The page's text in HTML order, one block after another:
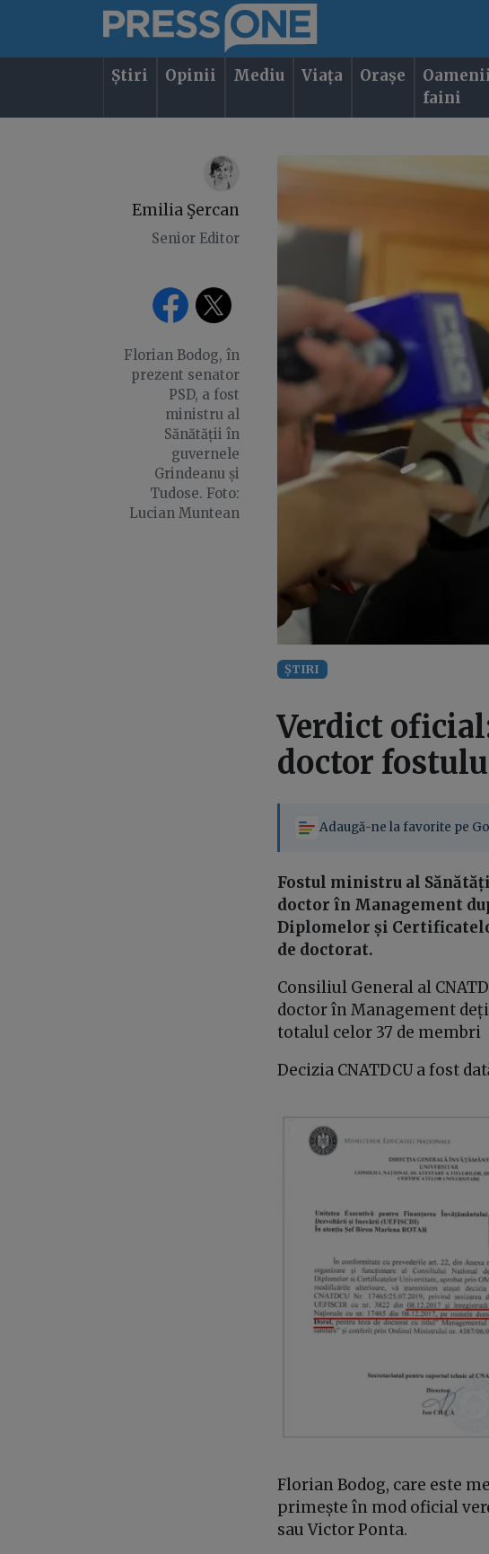
Știri Opinii Mediu Viața Orașe
faini
Emilia Şercan
Senior Editor
Florian Bodog, în
prezent senator
PSD, a fost
ministru al
Sănătății în
guvernele
Grindeanu și
Tudose. Foto:
Lucian Muntean
ȘTIRI
Verdict
doctor
Adaugă-ne la favorite pe
Fostul ministru al
doctor în Management
Diplomelor și
de doctorat.
Consiliul General al
doctor în Management
totalul celor 37 de membri
Decizia CNATDCU a fost
Florian Bodog, care este
primește în mod oficial
sau Victor Ponta.